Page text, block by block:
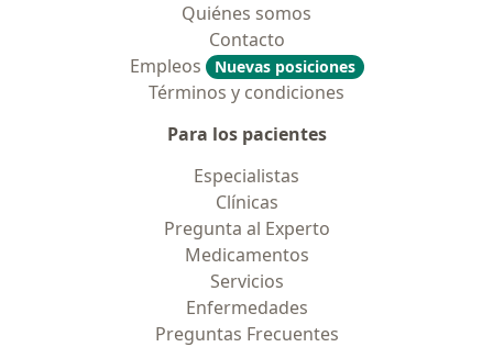
Quiénes somos
Contacto
Empleos
Nuevas posiciones
Términos y condiciones
Para los pacientes
Especialistas
Clínicas
Pregunta al Experto
Medicamentos
Servicios
Enfermedades
Preguntas Frecuentes